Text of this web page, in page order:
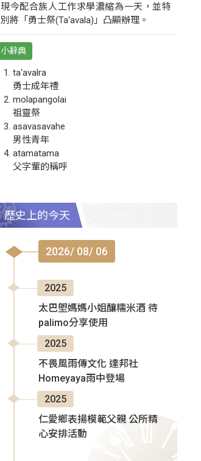
現今配合族人工作求學濃縮為一天，並特
別將「勇士祭(Ta‘avala)」凸顯辦理。
小辭典
ta‘avalra
勇士成年禮
molapangolai
祖靈祭
asavasavahe
男性青年
atamatama
父字輩的稱呼
歷史上的今天
2026/ 08/ 06
2025
太巴塱媽媽小姐釀糯米酒 待
palimo分享使用
2025
不畏風雨傳文化 達邦社
Homeyaya雨中登場
2025
仁愛鄉表揚模範父親 公所精
心安排活動